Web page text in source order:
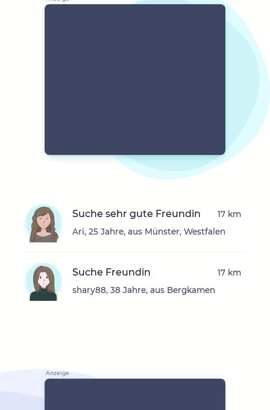
Suche sehr gute Freundin
Ari, 25 Jahre, aus Münster, Westfalen
17 km
Suche Freundin
shary88, 38 Jahre, aus Bergkamen
17 km